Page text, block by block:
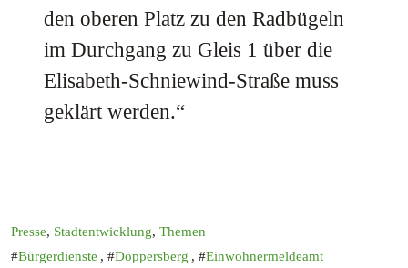
den oberen Platz zu den Radbügeln
im Durchgang zu Gleis 1 über die
Elisabeth-Schniewind-Straße muss
geklärt werden.“
Presse, Stadtentwicklung, Themen
Bürgerdienste , Döppersberg , Einwohnermeldeamt